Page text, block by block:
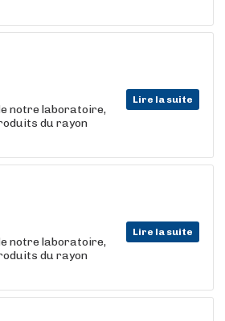
Lire la suite
notre laboratoire,
du rayon
Lire la suite
notre laboratoire,
du rayon